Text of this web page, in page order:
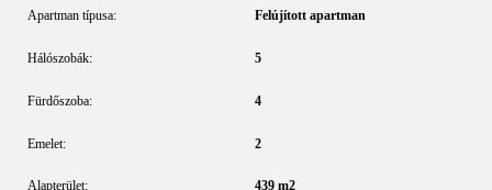
Apartman típusa: Felújított apartman
Hálószobák: 5
Fürdőszoba: 4
Emelet: 2
Alapterület: 439 m2